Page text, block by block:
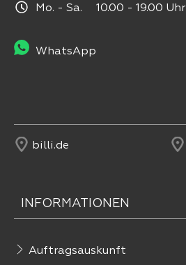
Mo. - Sa. 10.00 - 19.00 Uhr
WhatsApp
billi.de
INFORMATIONEN
Auftragsauskunft